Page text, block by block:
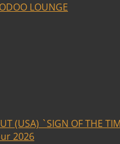
LOUNGE
(USA) `SIGN OF THE
2026